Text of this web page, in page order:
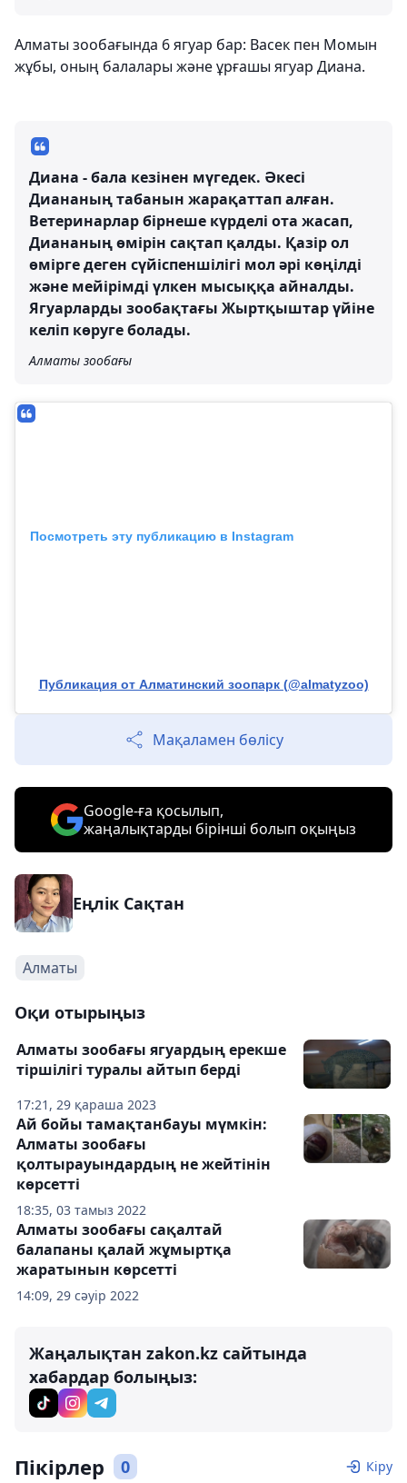
Алматы зообағында 6 ягуар бар: Васек пен Момын
жұбы, оның балалары және ұрғашы ягуар Диана.
Диана - бала кезінен мүгедек. Әкесі
Диананың табанын жарақаттап алған.
Ветеринарлар бірнеше күрделі ота жасап,
Диананың өмірін сақтап қалды. Қазір ол
өмірге деген сүйіспеншілігі мол әрі көңілді
және мейірімді үлкен мысыққа айналды.
Ягуарларды зообақтағы Жыртқыштар үйіне
келіп көруге болады.
Алматы зообағы
Посмотреть эту публикацию в Instagram
Публикация от Алматинский зоопарк (@almatyzoo)
Мақаламен бөлісу
Google-ға қосылып,
жаңалықтарды бірінші болып оқыңыз
Еңлік Сақтан
Алматы
Оқи отырыңыз
17:21, 29 қараша 2023
Алматы зообағы ягуардың ерекше
тіршілігі туралы айтып берді
18:35, 03 тамыз 2022
Ай бойы тамақтанбауы мүмкін:
Алматы зообағы
қолтырауындардың не жейтінін
көрсетті
14:09, 29 сәуір 2022
Алматы зообағы сақалтай
балапаны қалай жұмыртқа
жаратынын көрсетті
Жаңалықтан zakon.kz сайтында
хабардар болыңыз:
Пікірлер 0 Кіру